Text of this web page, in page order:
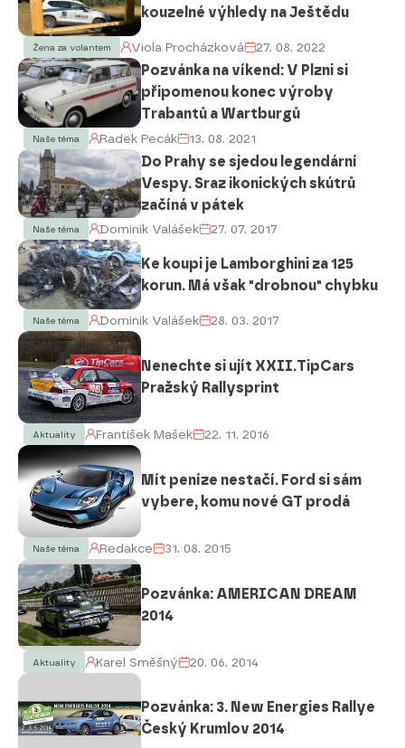
kouzelné výhledy na Ještědu
Žena za volantem Viola Procházková 27. 08. 2022
Pozvánka na víkend: V Plzni si
připomenou konec výroby
Trabantů a Wartburgů
Naše téma Radek Pecák 13. 08. 2021
Do Prahy se sjedou legendární
Vespy. Sraz ikonických skútrů
začíná v pátek
Naše téma Dominik Valášek 27. 07. 2017
Ke koupi je Lamborghini za 125
korun. Má však "drobnou" chybku
Naše téma Dominik Valášek 28. 03. 2017
Nenechte si ujít XXII.TipCars
Pražský Rallysprint
Aktuality František Mašek 22. 11. 2016
Mít peníze nestačí. Ford si sám
vybere, komu nové GT prodá
Naše téma Redakce 31. 08. 2015
Pozvánka: AMERICAN DREAM
2014
Aktuality Karel Směšný 20. 06. 2014
Pozvánka: 3. New Energies Rallye
Český Krumlov 2014